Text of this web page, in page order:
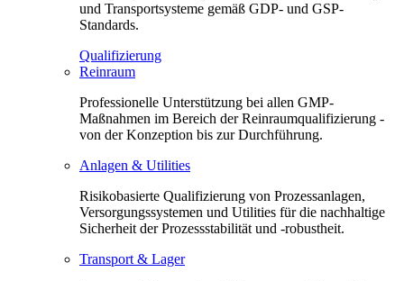
und Transportsysteme gemäß GDP- und GSP-
Standards.
Qualifizierung
Reinraum
Professionelle Unterstützung bei allen GMP-
Maßnahmen im Bereich der Reinraumqualifizierung -
von der Konzeption bis zur Durchführung.
Anlagen & Utilities
Risikobasierte Qualifizierung von Prozessanlagen,
Versorgungssystemen und Utilities für die nachhaltige
Sicherheit der Prozessstabilität und -robustheit.
Transport & Lager